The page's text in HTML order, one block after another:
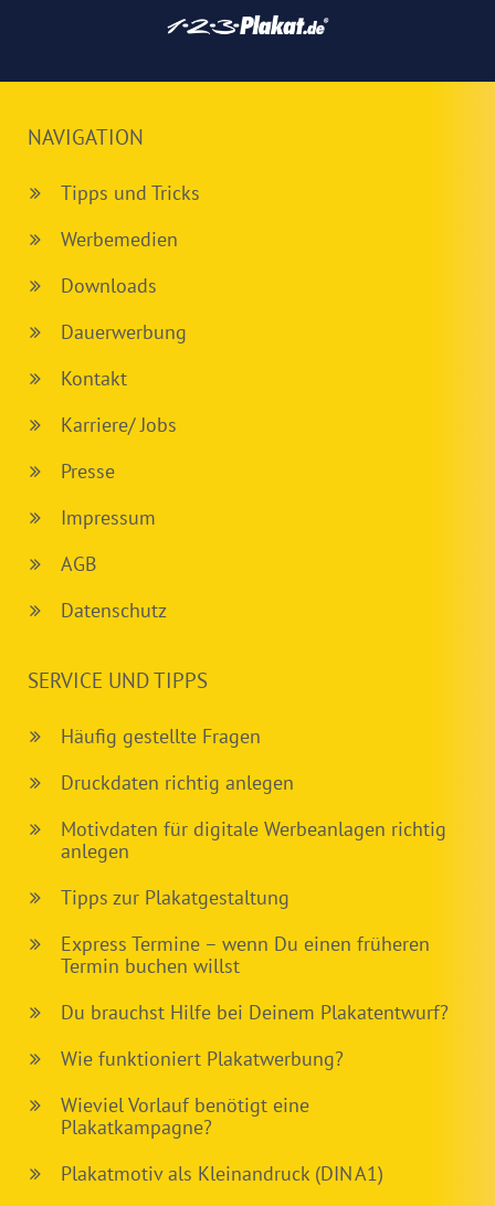
NAVIGATION
Tipps und Tricks
Werbemedien
Downloads
Dauerwerbung
Kontakt
Karriere/ Jobs
Presse
Impressum
AGB
Datenschutz
SERVICE UND TIPPS
Häufig gestellte Fragen
Druckdaten richtig anlegen
Motivdaten für digitale Werbeanlagen richtig
anlegen
Tipps zur Plakatgestaltung
Express Termine – wenn Du einen früheren
Termin buchen willst
Du brauchst Hilfe bei Deinem Plakatentwurf?
Wie funktioniert Plakatwerbung?
Wieviel Vorlauf benötigt eine
Plakatkampagne?
Plakatmotiv als Kleinandruck (DIN A1)